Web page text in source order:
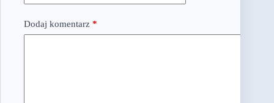
Dodaj komentarz *